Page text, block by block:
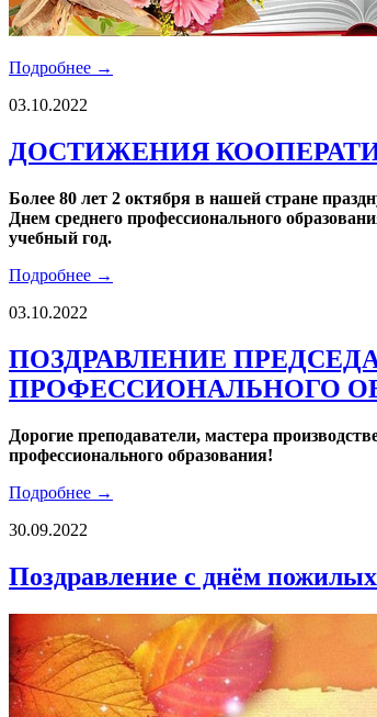
Подробнее →
03.10.2022
ДОСТИЖЕНИЯ
Более 80 лет 2 октября в нашей стране
Днем среднего профессионального
учебный год.
Подробнее →
03.10.2022
ПОЗДРАВЛЕНИЕ
ПРОФЕССИОНАЛЬНОГО
Дорогие преподаватели, мастера
профессионального образования!
Подробнее →
30.09.2022
Поздравление с днём